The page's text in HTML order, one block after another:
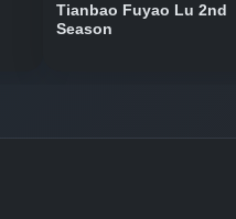
Tianbao Fuyao Lu 2nd
Season